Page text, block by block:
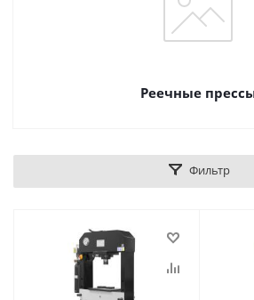
Реечные
Фильтр